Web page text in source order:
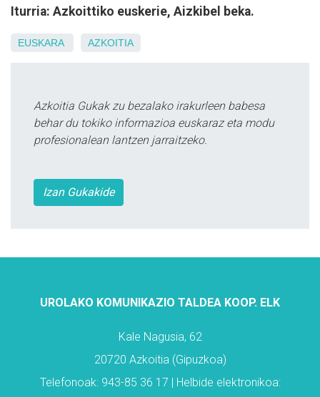
Iturria: Azkoittiko euskerie, Aizkibel beka.
EUSKARA AZKOITIA
Azkoitia Gukak zu bezalako irakurleen babesa
behar du tokiko informazioa euskaraz eta modu
profesionalean lantzen jarraitzeko.
Izan Gukakide
UROLAKO KOMUNIKAZIO TALDEA KOOP. ELK
Kale Nagusia, 62
20720 Azkoitia (Gipuzkoa)
Telefonoak: 943-85 36 17 | Helbide elektronikoa: